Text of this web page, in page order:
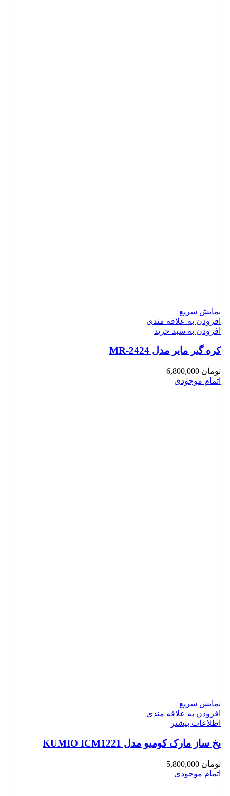
نمایش سریع
افزودن به علاقه مندی
افزودن به سبد خرید
کره گیر مایر مدل MR-2424
تومان
اتمام موجودی
نمایش سریع
افزودن به علاقه مندی
اطلاعات بیشتر
یخ ساز مارک کومیو مدل KUMIO ICM1221
تومان
اتمام موجودی